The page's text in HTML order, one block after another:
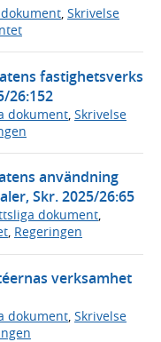
, Skrivelse
fastighetsverks
26:152
dokument Skrivelse
användning
Skr. 2025/26:65
dokument,
, Regeringen
verksamhet
dokument, Skrivelse